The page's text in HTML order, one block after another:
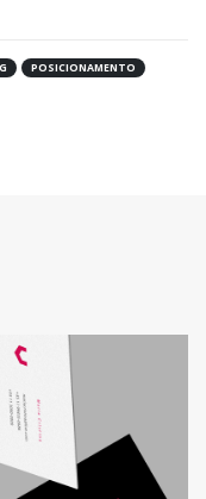
POSICIONAMENTO